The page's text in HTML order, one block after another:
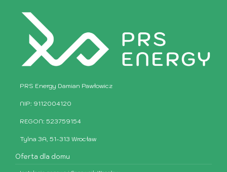
PRS Energy Damian Pawłowicz
NIP: 9112004120
REGON: 523759154
Tylna 3A, 51-313 Wrocław
Oferta dla domu